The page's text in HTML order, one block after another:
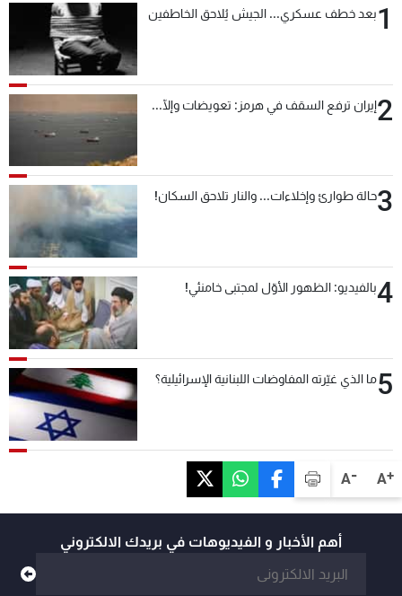
A+
A-
1بعد خطف عسكري... الجيش يُلاحق الخاطفين
2إيران ترفع السقف في هرمز: تعويضات وإلّا...
3حالة طوارئ وإخلاءات... والنار تلاحق السكان!
4بالفيديو: الظهور الأوّل لمجتبى خامنئي!
5ما الذي غيّرته المفاوضات اللبنانية الإسرائيلية؟
أهم الأخبار و الفيديوهات في بريدك الالكتروني